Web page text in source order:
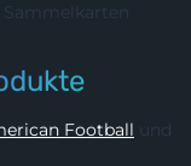
Sammelkarten
American Football und